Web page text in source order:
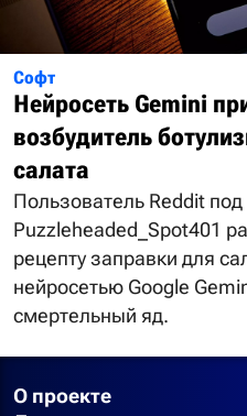
Софт
Нейросеть Gemini
возбудитель
салата
Пользователь Reddit
Puzzleheaded_Spot401
рецепту заправки для
нейросетью Google
смертельный яд.
О проекте